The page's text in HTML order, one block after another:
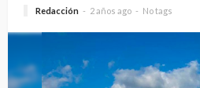
Redacción 2 años ago No tags